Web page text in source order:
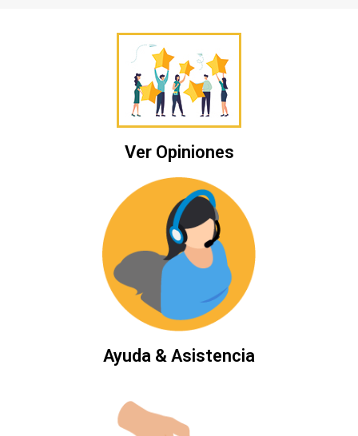
Ver Opiniones
Ayuda & Asistencia